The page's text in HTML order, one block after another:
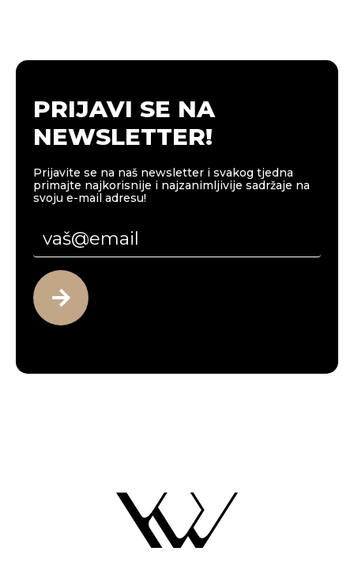
PRIJAVI SE NA
NEWSLETTER!
Prijavite se na naš newsletter i svakog tjedna
primajte najkorisnije i najzanimljivije sadržaje na
svoju e-mail adresu!